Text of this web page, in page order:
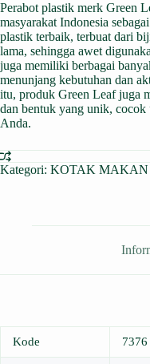
adalah:
Rp 29.000.
ini
adalah:
Rp 21.750.
Perabot plastik merk Green
masyarakat Indonesia
plastik terbaik, terbuat dari
lama, sehingga awet
juga memiliki berbagai
menunjang kebutuhan dan
itu, produk Green Leaf juga
dan bentuk yang unik, cocok
Anda.
Kategori: KOTAK MAKAN
Kode 7376